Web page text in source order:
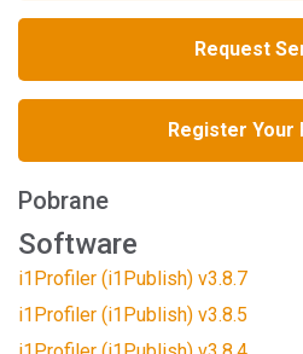
Request
Register Your
Pobrane
Software
i1Profiler (i1Publish) v3.8.7
i1Profiler (i1Publish) v3.8.5